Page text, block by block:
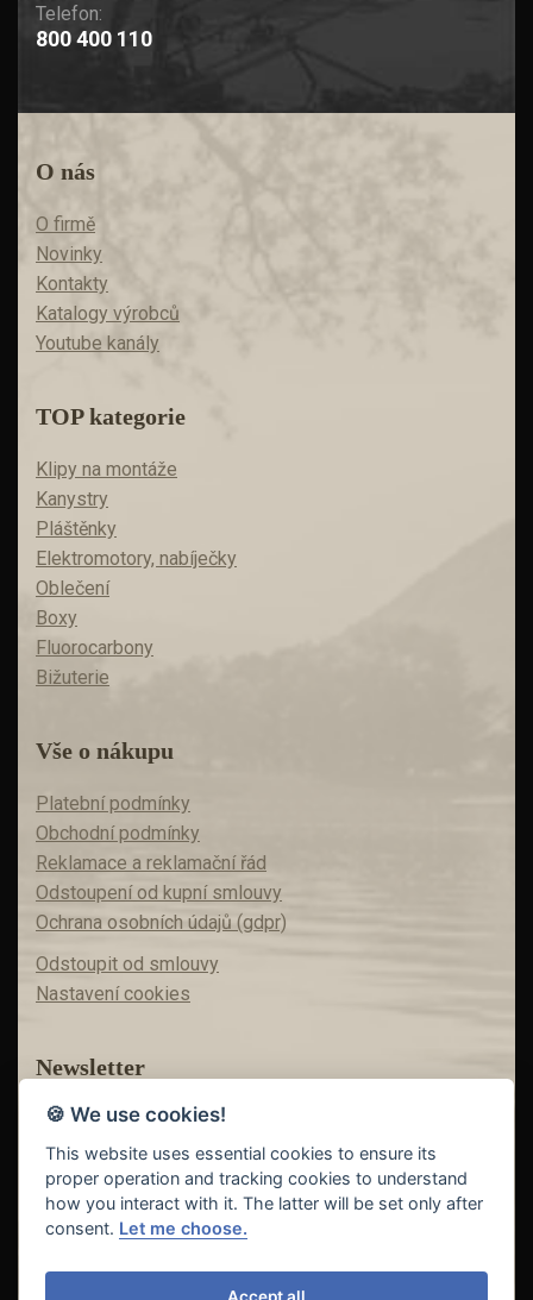
Telefon:
800 400 110
O nás
O firmě
Novinky
Kontakty
Katalogy výrobců
Youtube kanály
TOP kategorie
Klipy na montáže
Kanystry
Pláštěnky
Elektromotory, nabíječky
Oblečení
Boxy
Fluorocarbony
Bižuterie
Vše o nákupu
Platební podmínky
Obchodní podmínky
Reklamace a reklamační řád
Odstoupení od kupní smlouvy
Ochrana osobních údajů (gdpr)
Odstoupit od smlouvy
Nastavení cookies
Newsletter
Máte zájem o akční nabídky?
Teď už vám nic neunikne!
🍪 We use cookies!
This website uses essential cookies to ensure its
proper operation and tracking cookies to understand
how you interact with it. The latter will be set only after
consent. Let me choose.